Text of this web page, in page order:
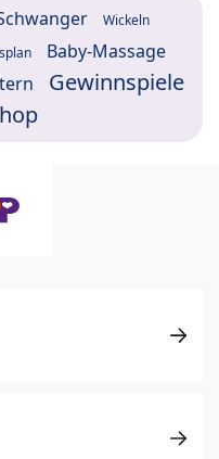
Wickeln
Baby-Massage
Gewinnspiele